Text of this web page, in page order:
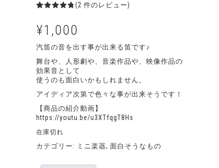
く5段階評
価のうち、
5.00
(2 件のレビュー)
¥1,000
汽笛の音を出す事が出来る笛です♪
舞台や、人形劇や、音楽作品や、映像作品の
効果音として
使うのも面白いかもしれません。
アイディア次第で色々な事が出来そうです！
【商品の紹介動画】
https://youtu.be/u3XTfqgT8Hs
在庫切れ
カテゴリー: ミニ楽器, 面白そうなもの